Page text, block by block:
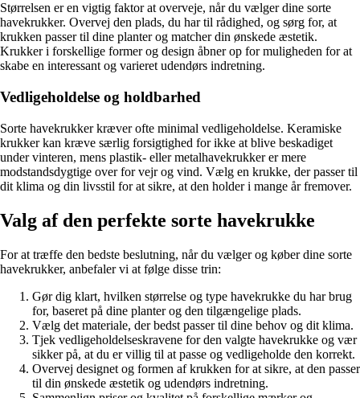
Størrelsen er en vigtig faktor at overveje, når du vælger dine sorte
havekrukker. Overvej den plads, du har til rådighed, og sørg for, at
krukken passer til dine planter og matcher din ønskede æstetik.
Krukker i forskellige former og design åbner op for muligheden for at
skabe en interessant og varieret udendørs indretning.
Vedligeholdelse og holdbarhed
Sorte havekrukker kræver ofte minimal vedligeholdelse. Keramiske
krukker kan kræve særlig forsigtighed for ikke at blive beskadiget
under vinteren, mens plastik- eller metalhavekrukker er mere
modstandsdygtige over for vejr og vind. Vælg en krukke, der passer til
dit klima og din livsstil for at sikre, at den holder i mange år fremover.
Valg af den perfekte sorte havekrukke
For at træffe den bedste beslutning, når du vælger og køber dine sorte
havekrukker, anbefaler vi at følge disse trin:
Gør dig klart, hvilken størrelse og type havekrukke du har brug
for, baseret på dine planter og den tilgængelige plads.
Vælg det materiale, der bedst passer til dine behov og dit klima.
Tjek vedligeholdelseskravene for den valgte havekrukke og vær
sikker på, at du er villig til at passe og vedligeholde den korrekt.
Overvej designet og formen af krukken for at sikre, at den passer
til din ønskede æstetik og udendørs indretning.